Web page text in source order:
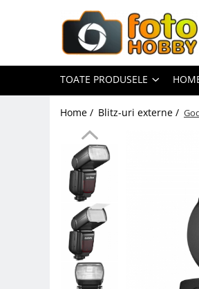
Toate Produsele
Aparate Foto
Aparate Foto Mirrorless
Aparate Foto DSLR
Aparate Foto Compacte
Aparate foto instant
Aparate foto pe film
Obiective foto si accesorii
Obiective Mirorless
Obiective DSLR
Huse si tocuri protectie obiective
TOATE PRODUSELE
Home / Blitz-uri externe /